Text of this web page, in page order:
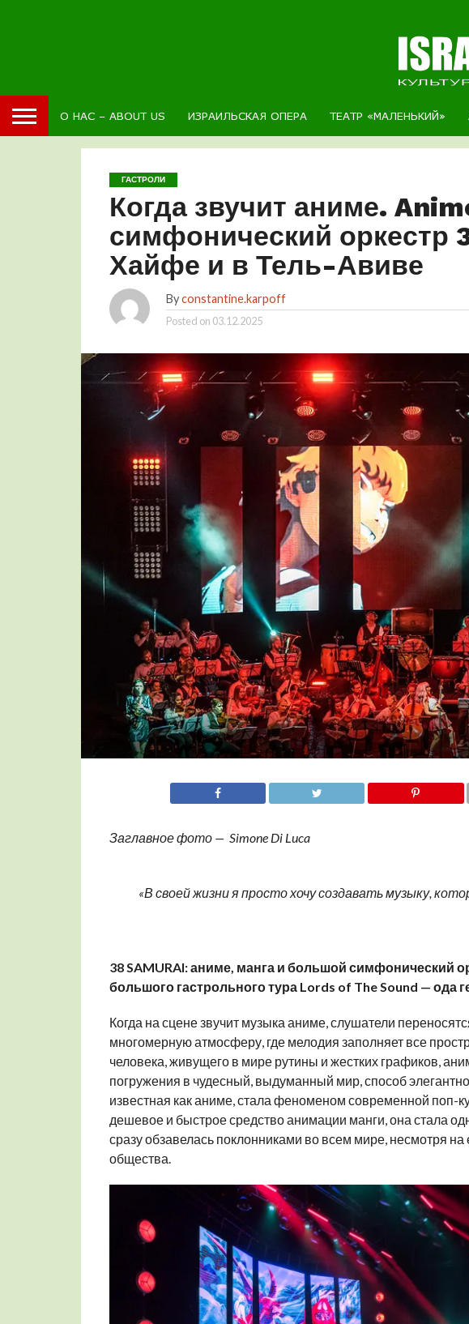
О НАС – ABOUT US ИЗРАИЛЬСКАЯ ОПЕРА ТЕАТР «МАЛЕНЬКИЙ»
ГАСТРОЛИ
Когда звучит аниме.
симфонический оркестр
Хайфе и в Тель-Авиве
Byconstantine.karpoff
Posted on 03.12.2025
Заглавное фото — Simone Di Luca
«В своей жизни я просто хочу создавать музыку,
38 SAMURAI: аниме, манга и большой симфонический
большого гастрольного тура Lords of The Sound — ода
Когда на сцене звучит музыка аниме, слушатели
многомерную атмосферу, где мелодия заполняет все
человека, живущего в мире рутины и жестких графиков,
погружения в чудесный, выдуманный мир, способ
известная как аниме, стала феноменом современной поп-
дешевое и быстрое средство анимации манги, она стала
сразу обзавелась поклонниками во всем мире, несмотря
общества.